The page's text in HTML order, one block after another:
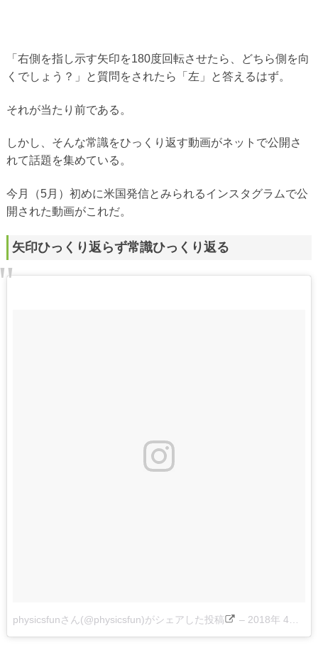
「右側を指し示す矢印を180度回転させたら、どちら側を向
くでしょう？」と質問をされたら「左」と答えるはず。
それが当たり前である。
しかし、そんな常識をひっくり返す動画がネットで公開さ
れて話題を集めている。
今月（5月）初めに米国発信とみられるインスタグラムで公
開された動画がこれだ。
矢印ひっくり返らず常識ひっくり返る
physicsfunさん(@physicsfun)がシェアした投稿 – 2018年 4月月30日午前8時43分PDT